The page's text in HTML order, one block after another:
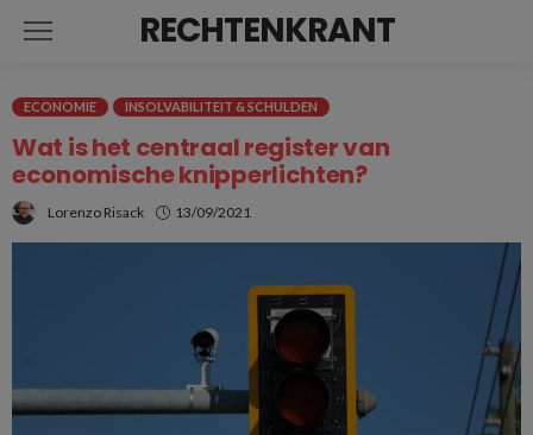
RECHTENKRANT
ECONOMIE INSOLVABILITEIT & SCHULDEN
Wat is het centraal register van
economische knipperlichten?
Lorenzo Risack 13/09/2021